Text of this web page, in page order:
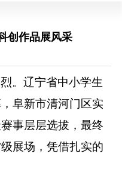
创作品展风采
。辽宁省中小学生
阜新市清河门区实
事层层选拔，最终
展场，凭借扎实的